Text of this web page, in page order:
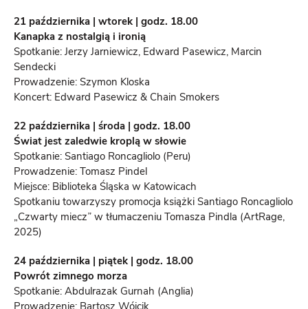
21 października | wtorek | godz. 18.00
Kanapka z nostalgią i ironią
Spotkanie: Jerzy Jarniewicz, Edward Pasewicz, Marcin
Sendecki
Prowadzenie: Szymon Kloska
Koncert: Edward Pasewicz & Chain Smokers
22 października | środa | godz. 18.00
Świat jest zaledwie kroplą w słowie
Spotkanie: Santiago Roncagliolo (Peru)
Prowadzenie: Tomasz Pindel
Miejsce: Biblioteka Śląska w Katowicach
Spotkaniu towarzyszy promocja książki Santiago Roncagliolo
„Czwarty miecz” w tłumaczeniu Tomasza Pindla (ArtRage,
2025)
24 października | piątek | godz. 18.00
Powrót zimnego morza
Spotkanie: Abdulrazak Gurnah (Anglia)
Prowadzenie: Bartosz Wójcik